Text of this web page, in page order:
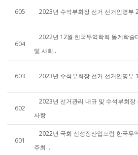
605 2023년 수석부회장 선거 선거인명부
604
2022년 12월 한국무역학회 동계학술
및 사회..
603 2023년 수석부회장 선거 선거인명부
602
2023년 선거관리 내규 및 수석부회장
사항
601
2022년 국회 신성장산업포럼 한국무
주최 ..